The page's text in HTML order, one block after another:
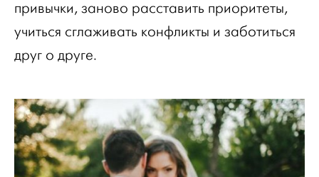
привычки, заново расставить приоритеты,
учиться сглаживать конфликты и заботиться
друг о друге.